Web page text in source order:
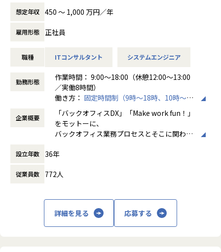
しております！
是非ご覧ください！
HOPES blog：https://blog.hopes-ise.co.jp/
「DX推進の最前線：お客様の社内DX推進って実際何をやっ
https://blog.hopes-ise.co.jp/%e3%80%90%e3%83%9
7%e3%83%ad%e3%82%b8%e3%82%a7%e3%82%af%
e3%83%88%e7%b4%b9%e4%bb%8b%e3%80%91dx%
e6%8e%a8%e9%80%b2%e3%81%ae%e6%9c%80%e
5%89%8d%e7%b7%9a%ef%bc%9a%e3%81%8a%e5%
ae%a2%e6%a7%98%e3%81%ae%e7%a4%be/
【業務の変更の範囲】
ホープスでは、リモートワーク活用があり平
く、プロジェクトに応じて柔軟な働き方がで
ています。
て、システムの導入・開発を行うポジションです。
要件定義から開発・導入フェーズまで、まずはこれまでのご
経験に近しい領域をご担当いただきます。
またキャリアビジョンに合わせて、下流から上流工程にステ
境なので、スキルの幅を広げることも可能です！
《具体的な業務内容》
・要件定義・基本設計・詳細設計
・Outsystemsを用いたアプリ開発・テスト
・API／外部システムとの連携
・顧客との要件整理・業務改善提案
【なぜホープスがするのか？】
想定年収 450 〜 1,000 万円／年
雇用形態 正社員
職種 ITコンサルタント システムエンジニア
勤務形態
作業時間： 9:00～18:00（休憩12:00～13:00
／実働8時間）
働き方： 固定時間制（9時～18時、10時～19
時など）
時間外労働の有無： 有（月平均10時間）
休憩時間： 60分
企業概要
「バックオフィスDX」「Make work fun！」
をモットーに、
バックオフィス業務プロセスとそこに関わる
企業競争力を向上させることを使命としてい
チ開発やコンサルティングまで幅広いサービ
スを提供しています。クラウドERPやローコ
ード開発を柱とし、業務効率化やDX推進、経
設立年数 36年
従業員数 772人
詳細を見る 応募する